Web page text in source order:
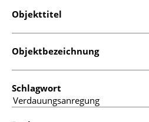
Objekttitel
Objektbezeichnung
Schlagwort